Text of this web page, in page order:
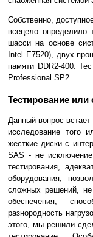
Собственно,
всецело определило
шасси на основе
Intel E7520), двух
памяти DDR2-400.
Professional SP2.
Тестирование или
Данный вопрос
исследование того
жесткие диски с
SAS - не
тестирования,
оборудования,
сложных решений, не
обеспечения,
разнородность
этого, мы решили